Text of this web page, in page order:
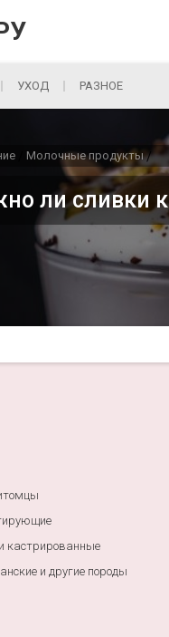
УХОД РАЗНОЕ
Молочные продукты/
ли сливки
кастрированные
и другие породы